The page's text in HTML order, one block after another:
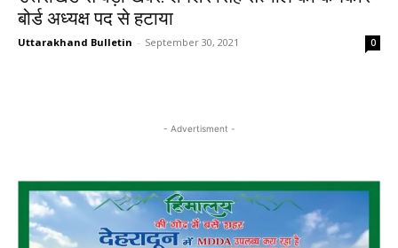
बोर्ड अध्यक्ष पद से हटाया
Uttarakhand Bulletin - September 30, 2021 0
- Advertisment -